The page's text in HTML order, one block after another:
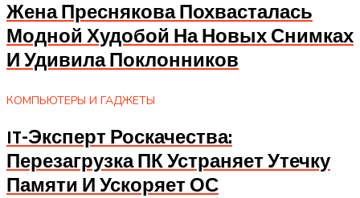
Жена Преснякова Похвасталась
Модной Худобой На Новых Снимках
И Удивила Поклонников
КОМПЬЮТЕРЫ И ГАДЖЕТЫ
IT-Эксперт Роскачества:
Перезагрузка ПК Устраняет Утечку
Памяти И Ускоряет ОС